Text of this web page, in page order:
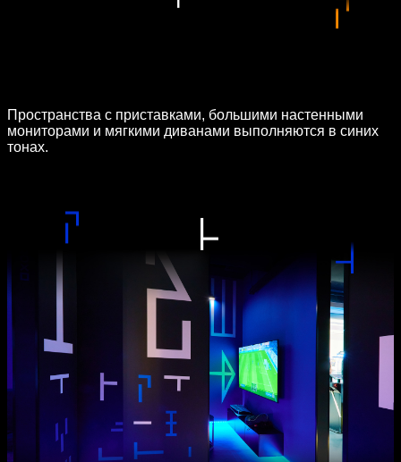
Пространства с приставками, большими настенными
мониторами и мягкими диванами выполняются в синих
тонах.